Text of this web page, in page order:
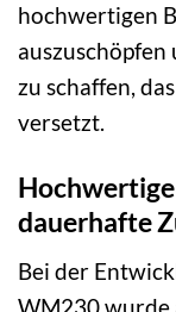
hochwertigen
zu schaffen,
versetzt.
dauerhafte
Bei der